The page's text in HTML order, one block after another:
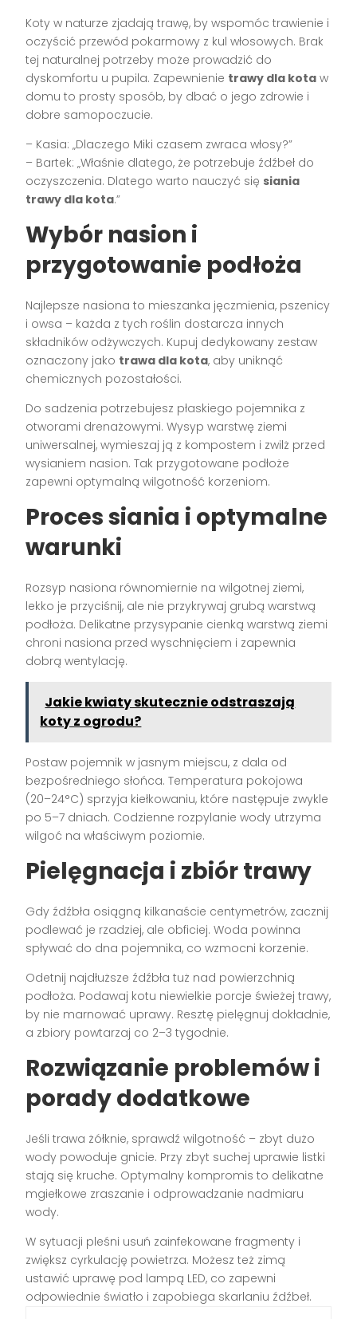
Koty w naturze zjadają trawę, by wspomóc trawienie i
oczyścić przewód pokarmowy z kul włosowych. Brak
tej naturalnej potrzeby może prowadzić do
dyskomfortu u pupila. Zapewnienie trawy dla kota w
domu to prosty sposób, by dbać o jego zdrowie i
dobre samopoczucie.
– Kasia: „Dlaczego Miki czasem zwraca włosy?”
– Bartek: „Właśnie dlatego, że potrzebuje źdźbeł do
oczyszczenia. Dlatego warto nauczyć się siania
trawy dla kota.”
Wybór nasion i
przygotowanie podłoża
Najlepsze nasiona to mieszanka jęczmienia, pszenicy
i owsa – każda z tych roślin dostarcza innych
składników odżywczych. Kupuj dedykowany zestaw
oznaczony jako trawa dla kota, aby uniknąć
chemicznych pozostałości.
Do sadzenia potrzebujesz płaskiego pojemnika z
otworami drenażowymi. Wysyp warstwę ziemi
uniwersalnej, wymieszaj ją z kompostem i zwilż przed
wysianiem nasion. Tak przygotowane podłoże
zapewni optymalną wilgotność korzeniom.
Proces siania i optymalne
warunki
Rozsyp nasiona równomiernie na wilgotnej ziemi,
lekko je przyciśnij, ale nie przykrywaj grubą warstwą
podłoża. Delikatne przysypanie cienką warstwą ziemi
chroni nasiona przed wyschnięciem i zapewnia
dobrą wentylację.
Jakie kwiaty skutecznie odstraszają
koty z ogrodu?
Postaw pojemnik w jasnym miejscu, z dala od
bezpośredniego słońca. Temperatura pokojowa
(20–24°C) sprzyja kiełkowaniu, które następuje zwykle
po 5–7 dniach. Codzienne rozpylanie wody utrzyma
wilgoć na właściwym poziomie.
Pielęgnacja i zbiór trawy
Gdy źdźbła osiągną kilkanaście centymetrów, zacznij
podlewać je rzadziej, ale obficiej. Woda powinna
spływać do dna pojemnika, co wzmocni korzenie.
Odetnij najdłuższe źdźbła tuż nad powierzchnią
podłoża. Podawaj kotu niewielkie porcje świeżej trawy,
by nie marnować uprawy. Resztę pielęgnuj dokładnie,
a zbiory powtarzaj co 2–3 tygodnie.
Rozwiązanie problemów i
porady dodatkowe
Jeśli trawa żółknie, sprawdź wilgotność – zbyt dużo
wody powoduje gnicie. Przy zbyt suchej uprawie listki
stają się kruche. Optymalny kompromis to delikatne
mgiełkowe zraszanie i odprowadzanie nadmiaru
wody.
W sytuacji pleśni usuń zainfekowane fragmenty i
zwiększ cyrkulację powietrza. Możesz też zimą
ustawić uprawę pod lampą LED, co zapewni
odpowiednie światło i zapobiega skarlaniu źdźbeł.